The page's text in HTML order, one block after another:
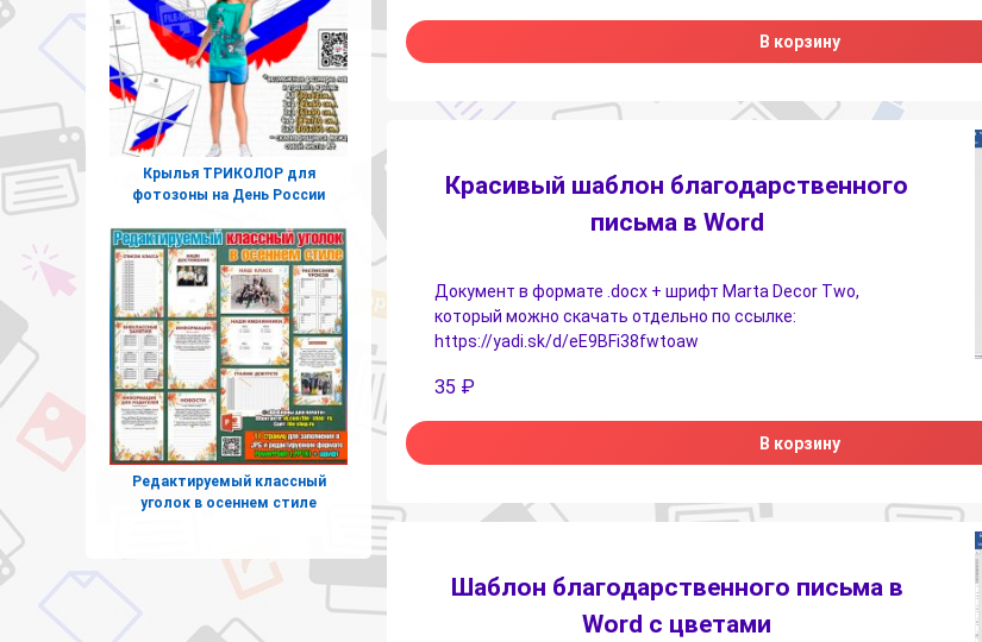
В корзину
Красивый шаблон благодарственного
письма в Word
Документ в формате .docx + шрифт Marta Decor Two,
который можно скачать отдельно по ссылке:
https://yadi.sk/d/eE9BFi38fwtoaw
35 ₽
В корзину
Шаблон благодарственного письма в
Word с цветами
Крылья ТРИКОЛОР для
фотозоны на День России
Редактируемый классный
уголок в осеннем стиле